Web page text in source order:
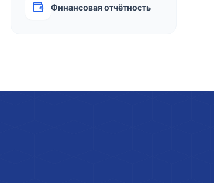
Финансовая отчётность